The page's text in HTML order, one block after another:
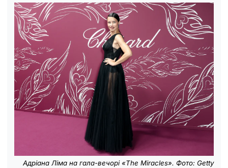
Адріана Ліма на гала-вечорі «The Miracles». Фото: Getty